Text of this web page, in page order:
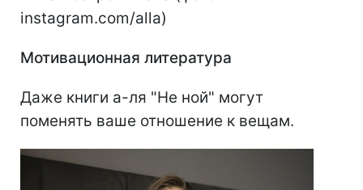
instagram.com/alla)
Мотивационная литература
Даже книги а-ля "Не ной" могут
поменять ваше отношение к вещам.